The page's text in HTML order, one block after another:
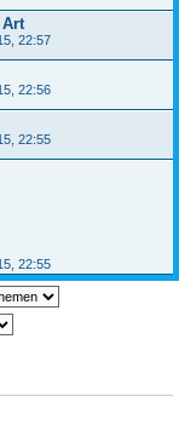
Art
22:57
22:56
22:55
22:55